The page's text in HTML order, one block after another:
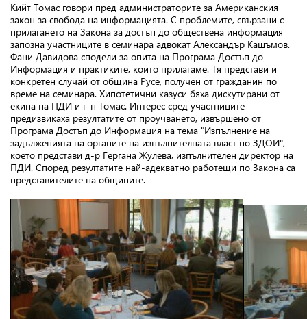
Кийт Томас говори пред администраторите за Американския
закон за свобода на информацията. С проблемите, свързани с
прилагането на Закона за достъп до обществена информация
запозна участниците в семинара адвокат Александър Кашъмов.
Фани Давидова сподели за опита на Програма Достъп до
Информация и практиките, които прилагаме. Тя представи и
конкретен случай от община Русе, получен от гражданин по
време на семинара. Хипотетични казуси бяха дискутирани от
екипа на ПДИ и г-н Томас. Интерес сред участниците
предизвикаха резултатите от проучването, извършено от
Програма Достъп до Информация на тема "Изпълнение на
задълженията на органите на изпълнителната власт по ЗДОИ",
което представи д-р Гергана Жулева, изпълнителен директор на
ПДИ. Според резултатите най-адекватно работещи по Закона са
представителите на общините.